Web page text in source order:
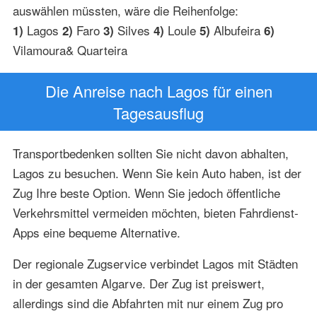
auswählen müssten, wäre die Reihenfolge:
1) Lagos 2) Faro 3) Silves 4) Loule 5) Albufeira 6)
Vilamoura& Quarteira
Die Anreise nach Lagos für einen
Tagesausflug
Transportbedenken sollten Sie nicht davon abhalten,
Lagos zu besuchen. Wenn Sie kein Auto haben, ist der
Zug Ihre beste Option. Wenn Sie jedoch öffentliche
Verkehrsmittel vermeiden möchten, bieten Fahrdienst-
Apps eine bequeme Alternative.
Der regionale Zugservice verbindet Lagos mit Städten
in der gesamten Algarve. Der Zug ist preiswert,
allerdings sind die Abfahrten mit nur einem Zug pro